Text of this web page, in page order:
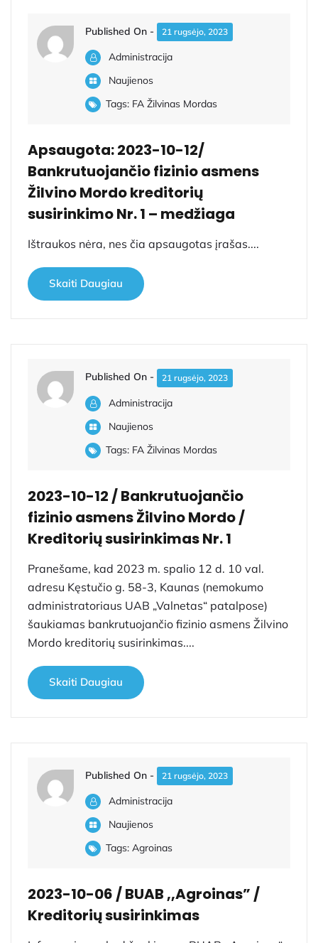
Published On - 21 rugsėjo, 2023
Administracija
Naujienos
Tags: FA Žilvinas Mordas
Apsaugota: 2023-10-12/
Bankrutuojančio fizinio asmens
Žilvino Mordo kreditorių
susirinkimo Nr. 1 – medžiaga
Ištraukos nėra, nes čia apsaugotas įrašas....
Skaiti Daugiau
Published On - 21 rugsėjo, 2023
Administracija
Naujienos
Tags: FA Žilvinas Mordas
2023-10-12 / Bankrutuojančio
fizinio asmens Žilvino Mordo /
Kreditorių susirinkimas Nr. 1
Pranešame, kad 2023 m. spalio 12 d. 10 val.
adresu Kęstučio g. 58-3, Kaunas (nemokumo
administratoriaus UAB „Valnetas“ patalpose)
šaukiamas bankrutuojančio fizinio asmens Žilvino
Mordo kreditorių susirinkimas....
Skaiti Daugiau
Published On - 21 rugsėjo, 2023
Administracija
Naujienos
Tags: Agroinas
2023-10-06 / BUAB ,,Agroinas” /
Kreditorių susirinkimas